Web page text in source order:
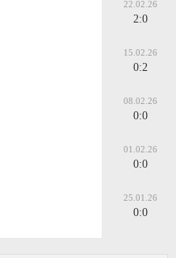
22.02.26
2:0
15.02.26
0:2
08.02.26
0:0
01.02.26
0:0
25.01.26
0:0